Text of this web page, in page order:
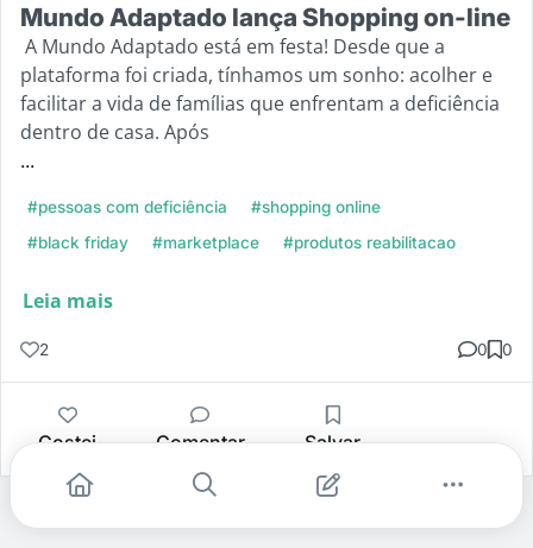
Mundo Adaptado lança Shopping on-line
A Mundo Adaptado está em festa! Desde que a
plataforma foi criada, tínhamos um sonho: acolher e
facilitar a vida de famílias que enfrentam a deficiência
dentro de casa. Após
...
#pessoas com deficiência
#shopping online
#black friday
#marketplace #produtos reabilitacao
Leia mais
2 0 0
Gostei Comentar Salvar